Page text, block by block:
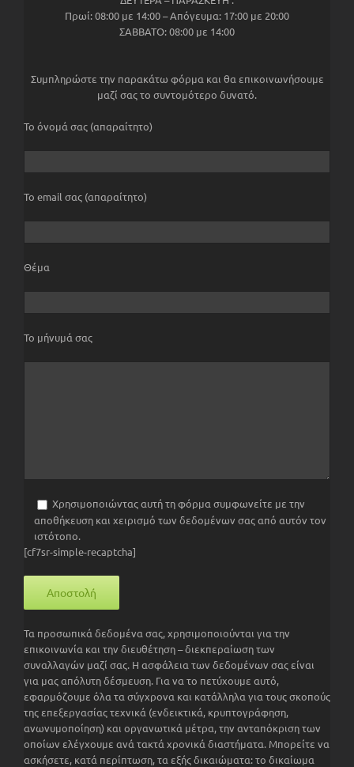
Πρωί: 08:00 με 14:00 – Απόγευμα: 17:00 με 20:00
ΣΑΒΒΑΤΟ: 08:00 με 14:00
Συμπληρώστε την παρακάτω φόρμα και θα επικοινωνήσουμε
μαζί σας το συντομότερο δυνατό.
Το όνομά σας (απαραίτητο)
Το email σας (απαραίτητο)
Θέμα
Το μήνυμά σας
Χρησιμοποιώντας αυτή τη φόρμα συμφωνείτε με την
αποθήκευση και χειρισμό των δεδομένων σας από αυτόν τον
ιστότοπο.
[cf7sr-simple-recaptcha]
Τα προσωπικά δεδομένα σας, χρησιμοποιούνται για την
επικοινωνία και την διευθέτηση – διεκπεραίωση των
συναλλαγών μαζί σας. Η ασφάλεια των δεδομένων σας είναι
για μας απόλυτη δέσμευση. Για να το πετύχουμε αυτό,
εφαρμόζουμε όλα τα σύγχρονα και κατάλληλα για τους σκοπούς
της επεξεργασίας τεχνικά (ενδεικτικά, κρυπτογράφηση,
ανωνυμοποίηση) και οργανωτικά μέτρα, την ανταπόκριση των
οποίων ελέγχουμε ανά τακτά χρονικά διαστήματα. Μπορείτε να
ασκήσετε, κατά περίπτωση, τα εξής δικαιώματα: το δικαίωμα